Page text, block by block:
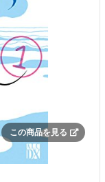
この商品を見る